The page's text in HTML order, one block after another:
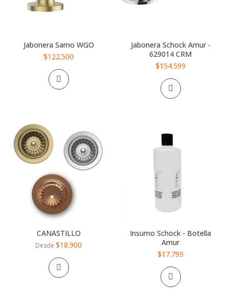
Jabonera Samo WGO
$122.500
Jabonera Schock Amur -
629014 CRM
$154.599
CANASTILLO
Desde $18.900
Insumo Schock - Botella
Amur
$17.799